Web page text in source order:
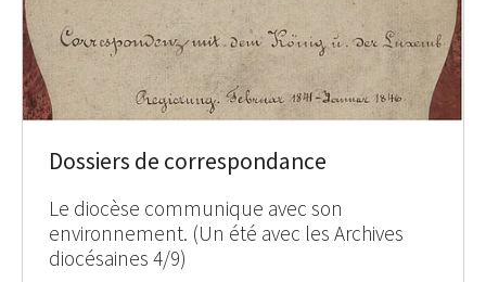
Dossiers de correspondance
Le diocèse communique avec son
environnement. (Un été avec les Archives
diocésaines 4/9)